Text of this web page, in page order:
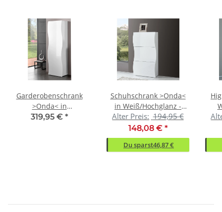
Garderobenschrank
>Onda< in
Weiß/Hochglanz -
319,95 € *
Schuhschrank >Onda<
in Weiß/Hochglanz -
71x122x27cm (BxHxT)
Alter Preis: 194,95 €
148,08 € *
Du sparst46,87 €